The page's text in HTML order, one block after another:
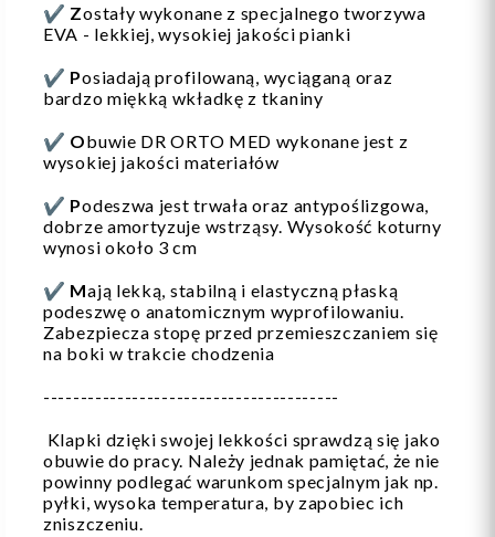
✔️ Zostały wykonane z specjalnego tworzywa
EVA - lekkiej, wysokiej jakości pianki
✔️ Posiadają profilowaną, wyciąganą oraz
bardzo miękką wkładkę z tkaniny
✔️ Obuwie DR ORTO MED wykonane jest z
wysokiej jakości materiałów
✔️ Podeszwa jest trwała oraz antypoślizgowa,
dobrze amortyzuje wstrząsy. Wysokość koturny
wynosi około 3 cm
✔️ Mają lekką, stabilną i elastyczną płaską
podeszwę o anatomicznym wyprofilowaniu.
Zabezpiecza stopę przed przemieszczaniem się
na boki w trakcie chodzenia
----------------------------------------
Klapki dzięki swojej lekkości sprawdzą się jako
obuwie do pracy. Należy jednak pamiętać, że nie
powinny podlegać warunkom specjalnym jak np.
pyłki, wysoka temperatura, by zapobiec ich
zniszczeniu.